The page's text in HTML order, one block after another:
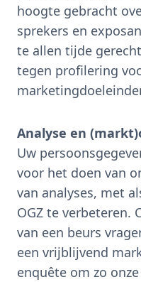
hoogte gebracht
sprekers en
te allen tijde
tegen profilering
Analyse en
Uw
voor het doen van
van analyses, met
OGZ te verbeteren.
van een beurs
een vrijblijvend
enquête om zo